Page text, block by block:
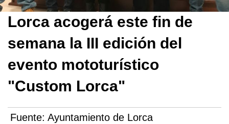
Lorca acogerá este fin de
semana la III edición del
evento mototurístico
"Custom Lorca"
Fuente: Ayuntamiento de Lorca